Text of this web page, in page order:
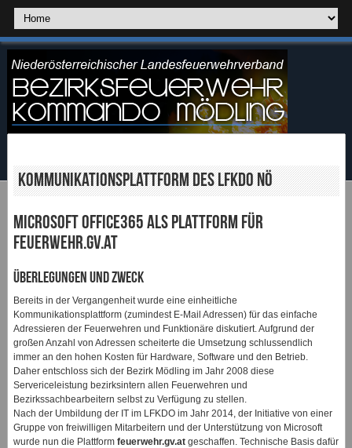
Kommunikationsplattform des LFKDO NÖ
Microsoft Office365 als Plattform für
feuerwehr.gv.at
Überlegungen und Zweck
Bereits in der Vergangenheit wurde eine einheitliche
Kommunikationsplattform (zumindest E-Mail Adressen) für das einfache
Adressieren der Feuerwehren und Funktionäre diskutiert. Aufgrund der
großen Anzahl von Adressen scheiterte die Umsetzung schlussendlich
immer an den hohen Kosten für Hardware, Software und den Betrieb.
Daher entschloss sich der Bezirk Mödling im Jahr 2008 diese
Servericeleistung bezirksintern allen Feuerwehren und
Bezirkssachbearbeitern selbst zu Verfügung zu stellen.
Nach der Umbildung der IT im LFKDO im Jahr 2014, der Initiative von einer
Gruppe von freiwilligen Mitarbeitern und der Unterstützung von Microsoft
wurde nun die Plattformfeuerwehr.gv.at geschaffen. Technische Basis dafür